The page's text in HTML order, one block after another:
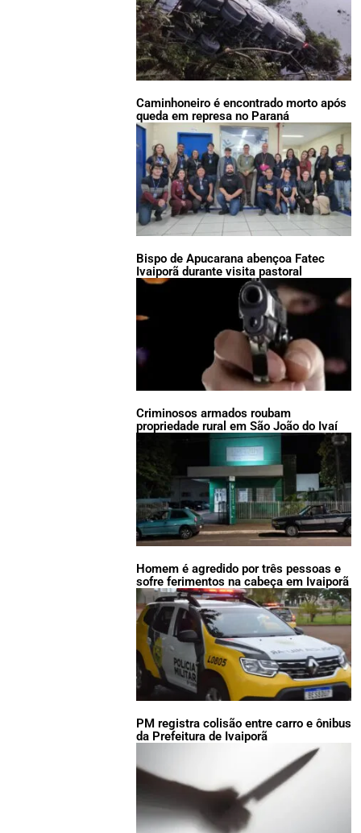
Caminhoneiro é encontrado morto após
queda em represa no Paraná
Bispo de Apucarana abençoa Fatec
Ivaiporã durante visita pastoral
Criminosos armados roubam
propriedade rural em São João do Ivaí
Homem é agredido por três pessoas e
sofre ferimentos na cabeça em Ivaiporã
PM registra colisão entre carro e ônibus
da Prefeitura de Ivaiporã